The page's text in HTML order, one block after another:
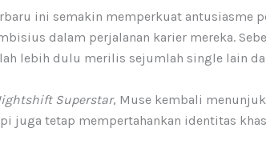
ini semakin memperkuat antusiasme
dalam perjalanan karier mereka.
lebih dulu merilis sejumlah single lain
Superstar, Muse kembali
juga tetap mempertahankan identitas